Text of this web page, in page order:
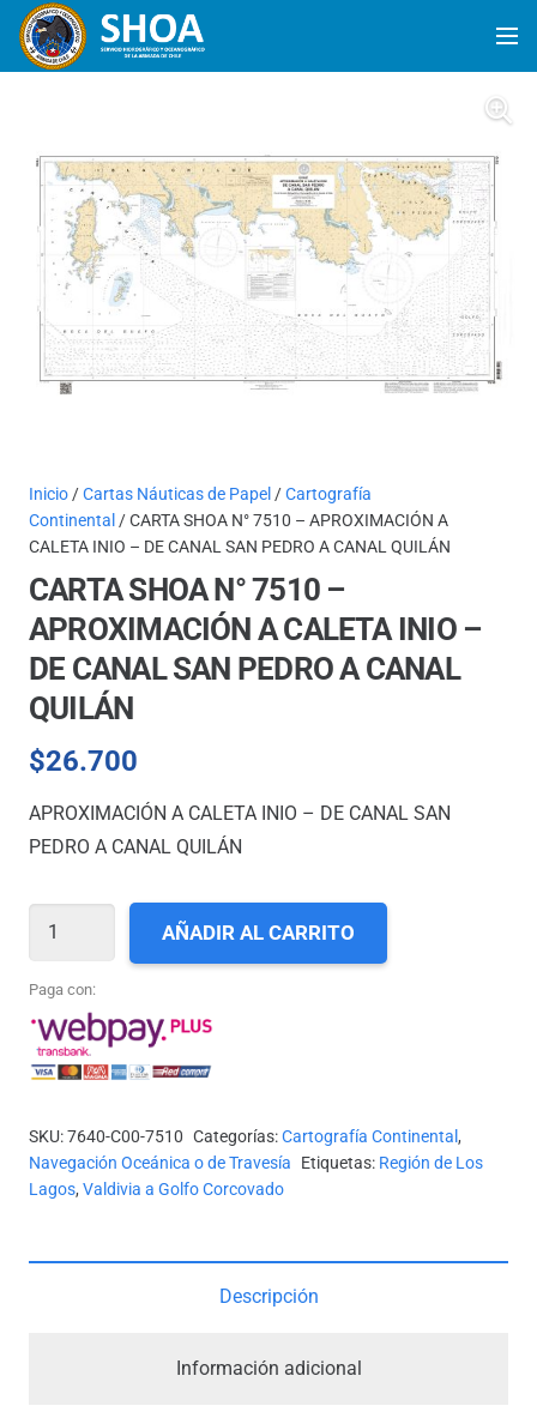
Inicio /Cartas Náuticas de Papel /Cartografía
Continental / CARTA SHOA N° 7510 – APROXIMACIÓN A
CALETA INIO – DE CANAL SAN PEDRO A CANAL QUILÁN
CARTA SHOA N° 7510 –
APROXIMACIÓN A CALETA INIO –
DE CANAL SAN PEDRO A CANAL
QUILÁN
$26.700
APROXIMACIÓN A CALETA INIO – DE CANAL SAN
PEDRO A CANAL QUILÁN
CARTA
N°
7510
APROXIMACIÓN
CALETA
INIO
AÑADIR AL CARRITO
Paga con:
SKU:7640-C00-7510 Categorías:Cartografía Continental ,
Navegación Oceánica o de Travesía Etiquetas: Región de Los
Lagos, Valdivia a Golfo Corcovado
Descripción
Información adicional